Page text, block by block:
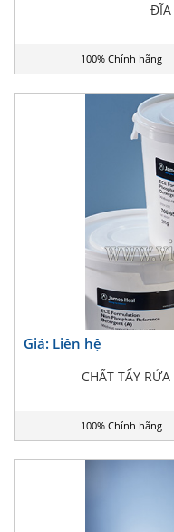
ĐĨA
100% Chính hãng
Giá: Liên hệ
CHẤT TẨY
100% Chính hãng